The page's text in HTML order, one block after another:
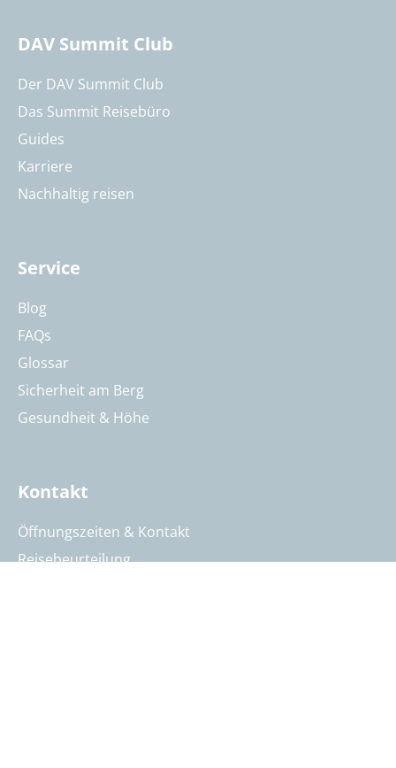
DAV Summit Club
Der DAV Summit Club
Das Summit Reisebüro
Guides
Karriere
Nachhaltig reisen
Service
Blog
FAQs
Glossar
Sicherheit am Berg
Gesundheit & Höhe
Kontakt
Öffnungszeiten & Kontakt
Reisebeurteilung